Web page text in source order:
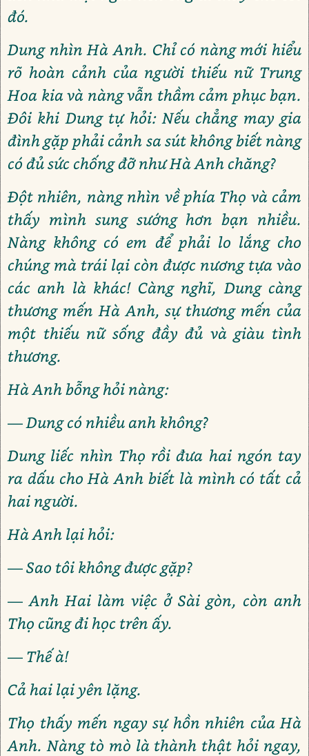
đó.
Dung nhìn Hà Anh. Chỉ có nàng mới hiểu
rõ hoàn cảnh của người thiếu nữ Trung
Hoa kia và nàng vẫn thầm cảm phục bạn.
Đôi khi Dung tự hỏi: Nếu chẳng may gia
đình gặp phải cảnh sa sút không biết nàng
có đủ sức chống đỡ như Hà Anh chăng?
Đột nhiên, nàng nhìn về phía Thọ và cảm
thấy mình sung sướng hơn bạn nhiều.
Nàng không có em để phải lo lắng cho
chúng mà trái lại còn được nương tựa vào
các anh là khác! Càng nghĩ, Dung càng
thương mến Hà Anh, sự thương mến của
một thiếu nữ sống đầy đủ và giàu tình
thương.
Hà Anh bỗng hỏi nàng:
— Dung có nhiều anh không?
Dung liếc nhìn Thọ rồi đưa hai ngón tay
ra dấu cho Hà Anh biết là mình có tất cả
hai người.
Hà Anh lại hỏi:
— Sao tôi không được gặp?
— Anh Hai làm việc ở Sài gòn, còn anh
Thọ cũng đi học trên ấy.
— Thế à!
Cả hai lại yên lặng.
Thọ thấy mến ngay sự hồn nhiên của Hà
Anh. Nàng tò mò là thành thật hỏi ngay,